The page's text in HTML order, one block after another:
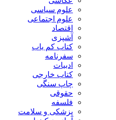
علوم سیاسی
علوم اجتماعی
اقتصاد
آشپزی
کتاب کم یاب
سفرنامه
ادبیات
کتاب خارجی
چاپ سنگی
حقوقی
فلسفه
پزشکی و سلامت